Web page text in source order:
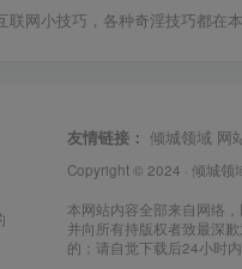
网小技巧，各种奇淫技巧都在本
友情链接： 倾城领域 网
Copyright © 2024 · 倾城领
本网站内容全部来自网络
并向所有持版权者致最深
的；请自觉下载后24小时